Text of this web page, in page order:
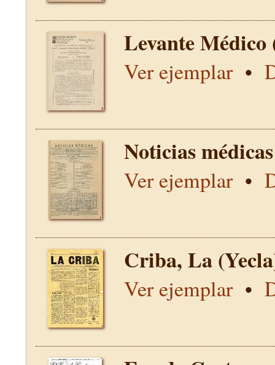
Levante
Ver ejemplar•
Noticias
Ver ejemplar•
Criba, La
Ver ejemplar•